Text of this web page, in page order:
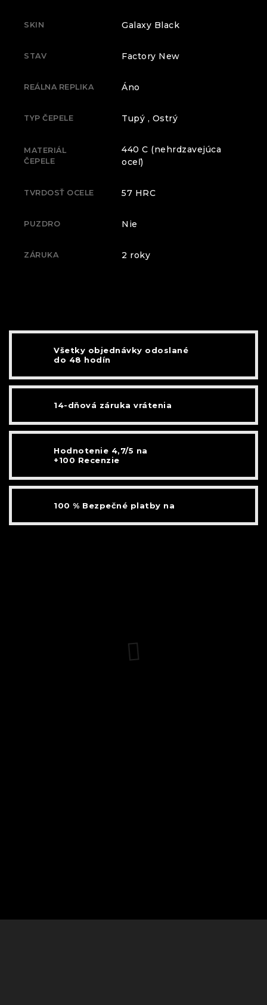
SKIN Galaxy Black
STAV Factory New
REÁLNA REPLIKA Áno
TYP ČEPELE Tupý , Ostrý
MATERIÁL
ČEPELE
440 C (nehrdzavejúca
oceľ)
TVRDOSŤ OCELE 57 HRC
PUZDRO Nie
ZÁRUKA 2 roky
Všetky objednávky odoslané
do 48 hodín
14-dňová záruka vrátenia
Hodnotenie 4,7/5 na
+100 Recenzie
100 % Bezpečné platby na